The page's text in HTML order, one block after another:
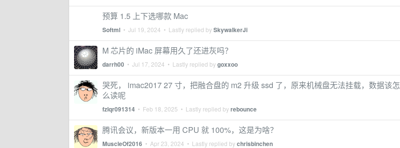
预算 1.5 上下选哪款 Mac
Softml • Jul 19, 2024 • Lastly replied bySkywalkerJi
M 芯片的 iMac 屏幕用久了还进灰吗？
darrh00 • Jul 17, 2024 • Lastly replied bygoxxoo
哭死， imac2017 27 寸，把融合盘的 m2 升级 ssd 了，原来机械盘无法挂载，数据该怎
么读呢
fzlqr091314 • Feb 18, 2025 • Lastly replied byrebounce
腾讯会议，新版本一用 CPU 就 100%，这是为啥？
MuscleOf2016 • Apr 23, 2024 • Lastly replied bychrisbinchen